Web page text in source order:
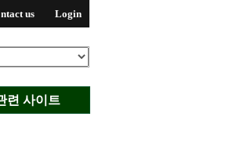
us Login
련 사이트